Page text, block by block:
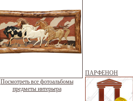
Посмотреть все фотоальбомы
предметы интерьера
ПАРФЕНОН